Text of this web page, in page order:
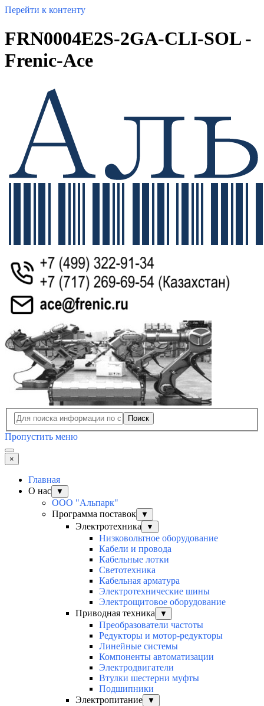
Перейти к контенту
FRN0004E2S-2GA-CLI-SOL -
Frenic-Ace
Поиск
Пропустить меню
×
Главная
О нас
▼
ООО "Альпарк"
Программа поставок
▼
Электротехника ▼
Низковольтное оборудование
Кабели и провода
Кабельные лотки
Светотехника
Кабельная арматура
Электротехнические шины
Электрощитовое оборудование
Приводная техника
▼
Преобразователи частоты
Редукторы и мотор-редукторы
Линейные системы
Компоненты автоматизации
Электродвигатели
Втулки шестерни муфты
Подшипники
Электропитание
▼